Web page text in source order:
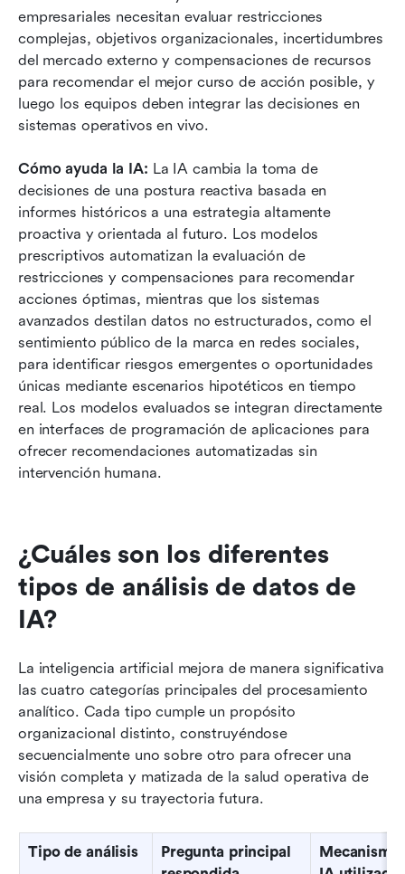
empresariales necesitan evaluar restricciones
complejas, objetivos organizacionales, incertidumbres
del mercado externo y compensaciones de recursos
para recomendar el mejor curso de acción posible, y
luego los equipos deben integrar las decisiones en
sistemas operativos en vivo.
Cómo ayuda la IA: La IA cambia la toma de
decisiones de una postura reactiva basada en
informes históricos a una estrategia altamente
proactiva y orientada al futuro. Los modelos
prescriptivos automatizan la evaluación de
restricciones y compensaciones para recomendar
acciones óptimas, mientras que los sistemas
avanzados destilan datos no estructurados, como el
sentimiento público de la marca en redes sociales,
para identificar riesgos emergentes o oportunidades
únicas mediante escenarios hipotéticos en tiempo
real. Los modelos evaluados se integran directamente
en interfaces de programación de aplicaciones para
ofrecer recomendaciones automatizadas sin
intervención humana.
¿Cuáles son los diferentes
tipos de análisis de datos de
IA?
La inteligencia artificial mejora de manera significativa
las cuatro categorías principales del procesamiento
analítico. Cada tipo cumple un propósito
organizacional distinto, construyéndose
secuencialmente uno sobre otro para ofrecer una
visión completa y matizada de la salud operativa de
una empresa y su trayectoria futura.
Tipo de análisis
Pregunta principal